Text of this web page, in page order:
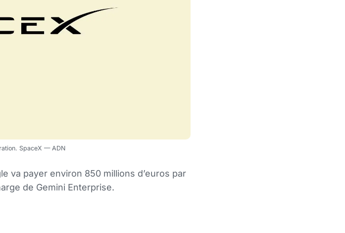
SpaceX — ADN
va payer environ 850 millions d’euros par
de Gemini Enterprise.